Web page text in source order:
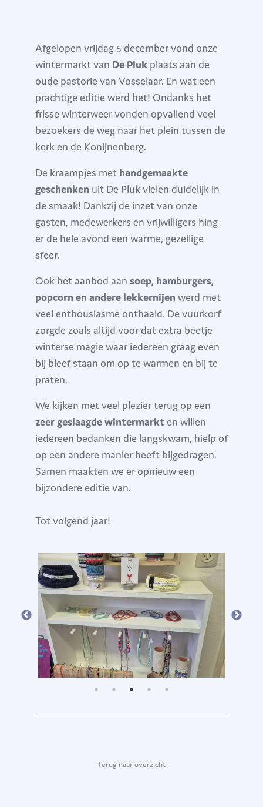
Afgelopen vrijdag 5 december vond onze
wintermarkt van De Pluk plaats aan de
oude pastorie van Vosselaar. En wat een
prachtige editie werd het! Ondanks het
frisse winterweer vonden opvallend veel
bezoekers de weg naar het plein tussen de
kerk en de Konijnenberg.
De kraampjes met handgemaakte
geschenken uit De Pluk vielen duidelijk in
de smaak! Dankzij de inzet van onze
gasten, medewerkers en vrijwilligers hing
er de hele avond een warme, gezellige
sfeer.
Ook het aanbod aan soep, hamburgers,
popcorn en andere lekkernijen werd met
veel enthousiasme onthaald. De vuurkorf
zorgde zoals altijd voor dat extra beetje
winterse magie waar iedereen graag even
bij bleef staan om op te warmen en bij te
praten.
We kijken met veel plezier terug op een
zeer geslaagde wintermarkt en willen
iedereen bedanken die langskwam, hielp of
op een andere manier heeft bijgedragen.
Samen maakten we er opnieuw een
bijzondere editie van.
Tot volgend jaar!
Terug naar overzicht